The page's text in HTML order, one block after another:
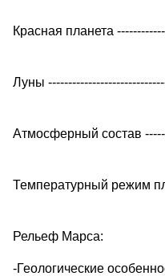
Красная планета
Луны
Атмосферный состав
Температурный режим
Рельеф Марса:
-Геологические